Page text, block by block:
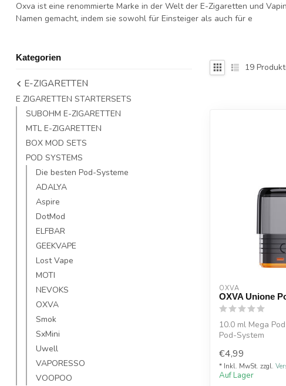
Oxva ist eine renommierte Marke in der Welt der E-Zigaretten und
Namen gemacht, indem sie sowohl für Einsteiger als auch für e
Kategorien
E-ZIGARETTEN
E ZIGARETTEN STARTERSETS
SUBOHM E-ZIGARETTEN
MTL E-ZIGARETTEN
BOX MOD SETS
POD SYSTEMS
Die besten Pod-Systeme
ADALYA
Aspire
DotMod
ELFBAR
GEEKVAPE
Lost Vape
MOTI
NEVOKS
OXVA
Smok
SxMini
Uwell
VAPORESSO
VOOPOO
19
OXVA
OXVA Unione
10.0 ml Mega
Pod-System
€4,99
* Inkl. MwSt. zzgl.
Auf Lager